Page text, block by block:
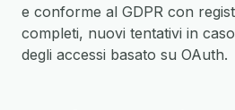
e conforme al GDPR con
completi, nuovi tentativi in
degli accessi basato su OAuth.